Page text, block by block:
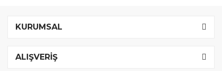
KURUMSAL
ALIŞVERİŞ